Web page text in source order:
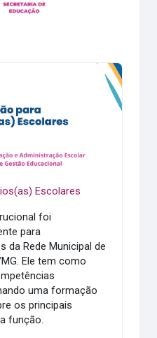
Escolares
Escolares
foi
para
da Rede Municipal de
Ele tem como
uma formação
os principais
função.